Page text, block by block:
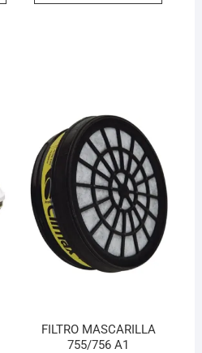
FILTRO MASCARILLA
755/756 A1